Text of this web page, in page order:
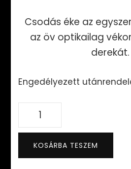
Csodás éke az
az öv optikailag
derekát.
Engedélyezett
Beauty
öv
(Borvörös)
mennyiség
KOSÁRBA TESZEM